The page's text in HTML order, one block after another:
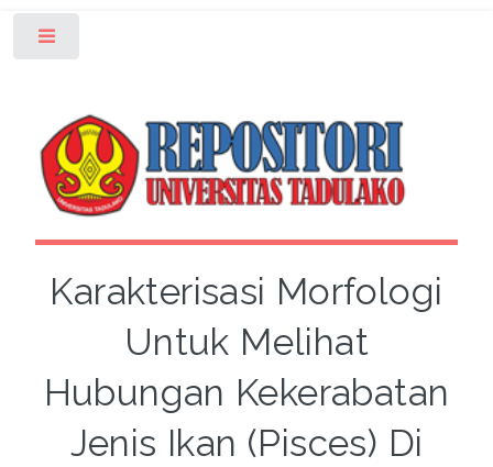
Karakterisasi Morfologi
Untuk Melihat
Hubungan Kekerabatan
Jenis Ikan (Pisces) Di